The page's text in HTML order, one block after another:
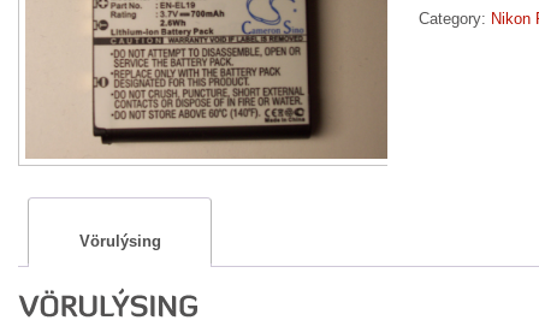
quantity
Category: Nikon
Vörulýsing